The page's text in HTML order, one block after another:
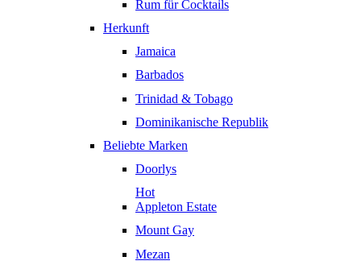
Rum für Cocktails
Herkunft
Jamaica
Barbados
Trinidad & Tobago
Dominikanische Republik
Beliebte Marken
Doorlys
Hot
Appleton Estate
Mount Gay
Mezan